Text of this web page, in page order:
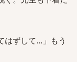
はずして…」もう